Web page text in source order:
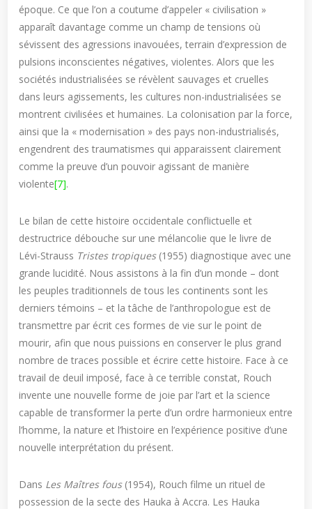
époque. Ce que l’on a coutume d’appeler « civilisation »
apparaît davantage comme un champ de tensions où
sévissent des agressions inavouées, terrain d’expression de
pulsions inconscientes négatives, violentes. Alors que les
sociétés industrialisées se révèlent sauvages et cruelles
dans leurs agissements, les cultures non-industrialisées se
montrent civilisées et humaines. La colonisation par la force,
ainsi que la « modernisation » des pays non-industrialisés,
engendrent des traumatismes qui apparaissent clairement
comme la preuve d’un pouvoir agissant de manière
violente[7].
Le bilan de cette histoire occidentale conflictuelle et
destructrice débouche sur une mélancolie que le livre de
Lévi-Strauss Tristes tropiques(1955) diagnostique avec une
grande lucidité. Nous assistons à la fin d’un monde – dont
les peuples traditionnels de tous les continents sont les
derniers témoins – et la tâche de l’anthropologue est de
transmettre par écrit ces formes de vie sur le point de
mourir, afin que nous puissions en conserver le plus grand
nombre de traces possible et écrire cette histoire. Face à ce
travail de deuil imposé, face à ce terrible constat, Rouch
invente une nouvelle forme de joie par l’art et la science
capable de transformer la perte d’un ordre harmonieux entre
l’homme, la nature et l’histoire en l’expérience positive d’une
nouvelle interprétation du présent.
Dans Les Maîtres fous(1954), Rouch filme un rituel de
possession de la secte des Hauka à Accra. Les Hauka